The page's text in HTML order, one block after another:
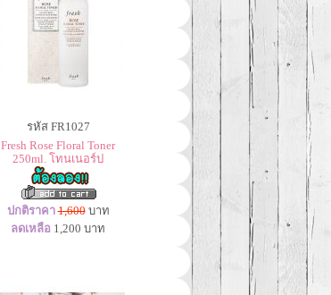
รหัส FR1027
Fresh Rose Floral Toner
250ml. โทนเนอร์ป
ปกติราคา 1,600บาท
ลดเหลือ 1,200 บาท